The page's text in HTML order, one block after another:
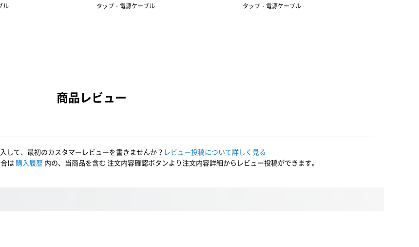
ル
タップ・電源ケーブル
タップ・電源ケーブル
商品レビュー
して、最初のカスタマーレビューを書きませんか？ レビュー投稿について詳しく見る
は 購入履歴 内の、当商品を含む 注文内容確認ボタンより注文内容詳細からレビュー投稿ができます。